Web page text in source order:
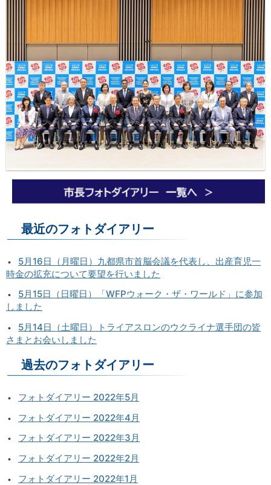
最近のフォトダイアリー
5月16日（月曜日）九都県市首脳会議を代表し、出産育児一
時金の拡充について要望を行いました
5月15日（日曜日）「WFPウォーク・ザ・ワールド」に参加
しました
5月14日（土曜日）トライアスロンのウクライナ選手団の皆
さまとお会いしました
過去のフォトダイアリー
フォトダイアリー 2022年5月
フォトダイアリー 2022年4月
フォトダイアリー 2022年3月
フォトダイアリー 2022年2月
フォトダイアリー 2022年1月